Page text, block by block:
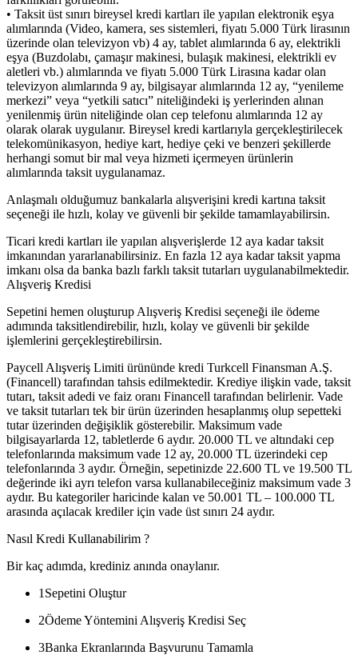
• Taksit üst sınırı bireysel kredi kartları ile yapılan elektronik eşya
alımlarında (Video, kamera, ses sistemleri, fiyatı 5.000 Türk lirasının
üzerinde olan televizyon vb) 4 ay, tablet alımlarında 6 ay, elektrikli
eşya (Buzdolabı, çamaşır makinesi, bulaşık makinesi, elektrikli ev
aletleri vb.) alımlarında ve fiyatı 5.000 Türk Lirasına kadar olan
televizyon alımlarında 9 ay, bilgisayar alımlarında 12 ay, “yenileme
merkezi” veya “yetkili satıcı” niteliğindeki iş yerlerinden alınan
yenilenmiş ürün niteliğinde olan cep telefonu alımlarında 12 ay
olarak olarak uygulanır. Bireysel kredi kartlarıyla gerçekleştirilecek
telekomünikasyon, hediye kart, hediye çeki ve benzeri şekillerde
herhangi somut bir mal veya hizmeti içermeyen ürünlerin
alımlarında taksit uygulanamaz.
Anlaşmalı olduğumuz bankalarla alışverişini kredi kartına taksit
seçeneği ile hızlı, kolay ve güvenli bir şekilde tamamlayabilirsin.
Ticari kredi kartları ile yapılan alışverişlerde 12 aya kadar taksit
imkanından yararlanabilirsiniz. En fazla 12 aya kadar taksit yapma
imkanı olsa da banka bazlı farklı taksit tutarları uygulanabilmektedir.
Alışveriş Kredisi
Sepetini hemen oluşturup Alışveriş Kredisi seçeneği ile ödeme
adımında taksitlendirebilir, hızlı, kolay ve güvenli bir şekilde
işlemlerini gerçekleştirebilirsin.
Paycell Alışveriş Limiti ürününde kredi Turkcell Finansman A.Ş.
(Financell) tarafından tahsis edilmektedir. Krediye ilişkin vade, taksit
tutarı, taksit adedi ve faiz oranı Financell tarafından belirlenir. Vade
ve taksit tutarları tek bir ürün üzerinden hesaplanmış olup sepetteki
tutar üzerinden değişiklik gösterebilir. Maksimum vade
bilgisayarlarda 12, tabletlerde 6 aydır. 20.000 TL ve altındaki cep
telefonlarında maksimum vade 12 ay, 20.000 TL üzerindeki cep
telefonlarında 3 aydır. Örneğin, sepetinizde 22.600 TL ve 19.500 TL
değerinde iki ayrı telefon varsa kullanabileceğiniz maksimum vade 3
aydır. Bu kategoriler haricinde kalan ve 50.001 TL – 100.000 TL
arasında açılacak krediler için vade üst sınırı 24 aydır.
Nasıl Kredi Kullanabilirim ?
Bir kaç adımda, krediniz anında onaylanır.
1 Sepetini Oluştur
2Ödeme Yöntemini Alışveriş Kredisi Seç
3Banka Ekranlarında Başvurunu Tamamla